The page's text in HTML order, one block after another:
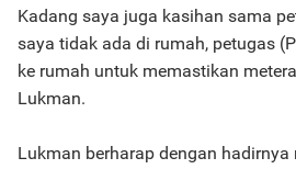
Kadang saya juga kasihan sama
saya tidak ada di rumah, petugas
ke rumah untuk memastikan
Lukman.
Lukman berharap dengan hadirnya